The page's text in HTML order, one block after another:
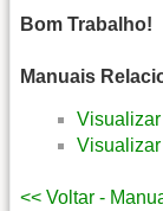
Bom Trabalho!
Manuais
<< Voltar -